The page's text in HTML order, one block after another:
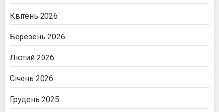
Квітень 2026
Березень 2026
Лютий 2026
Січень 2026
Грудень 2025